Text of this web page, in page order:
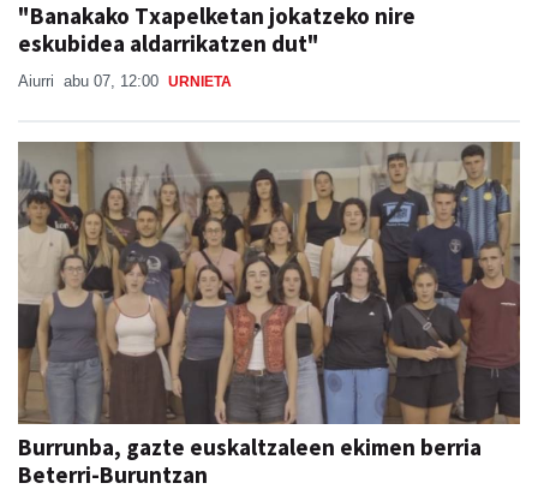
"Banakako Txapelketan jokatzeko nire
eskubidea aldarrikatzen dut"
Aiurri abu 07, 12:00 URNIETA
Burrunba, gazte euskaltzaleen ekimen berria
Beterri-Buruntzan